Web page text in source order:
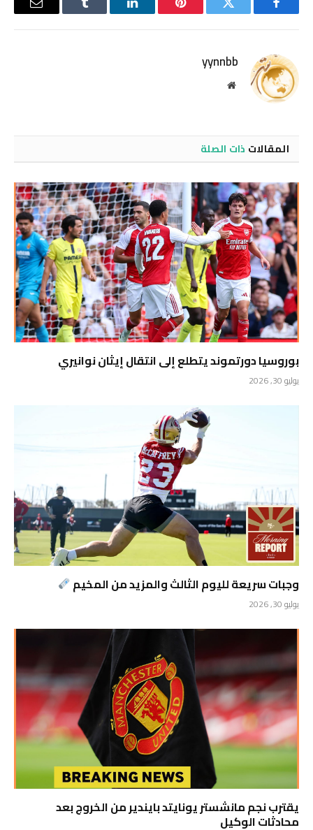
فيسبوك تويتر بينتيريستلينكدإن Tumblr
البريد
yynnbb
موقع
المقالات ذات الصلة
بوروسيا دورتموند يتطلع إلى انتقال إيثان نوانيري
يوليو 30, 2026
وجبات سريعة لليوم الثالث والمزيد من المخيم
يوليو 30, 2026
يقترب نجم مانشستر يونايتد بايندير من الخروج بعد
محادثات الوكيل